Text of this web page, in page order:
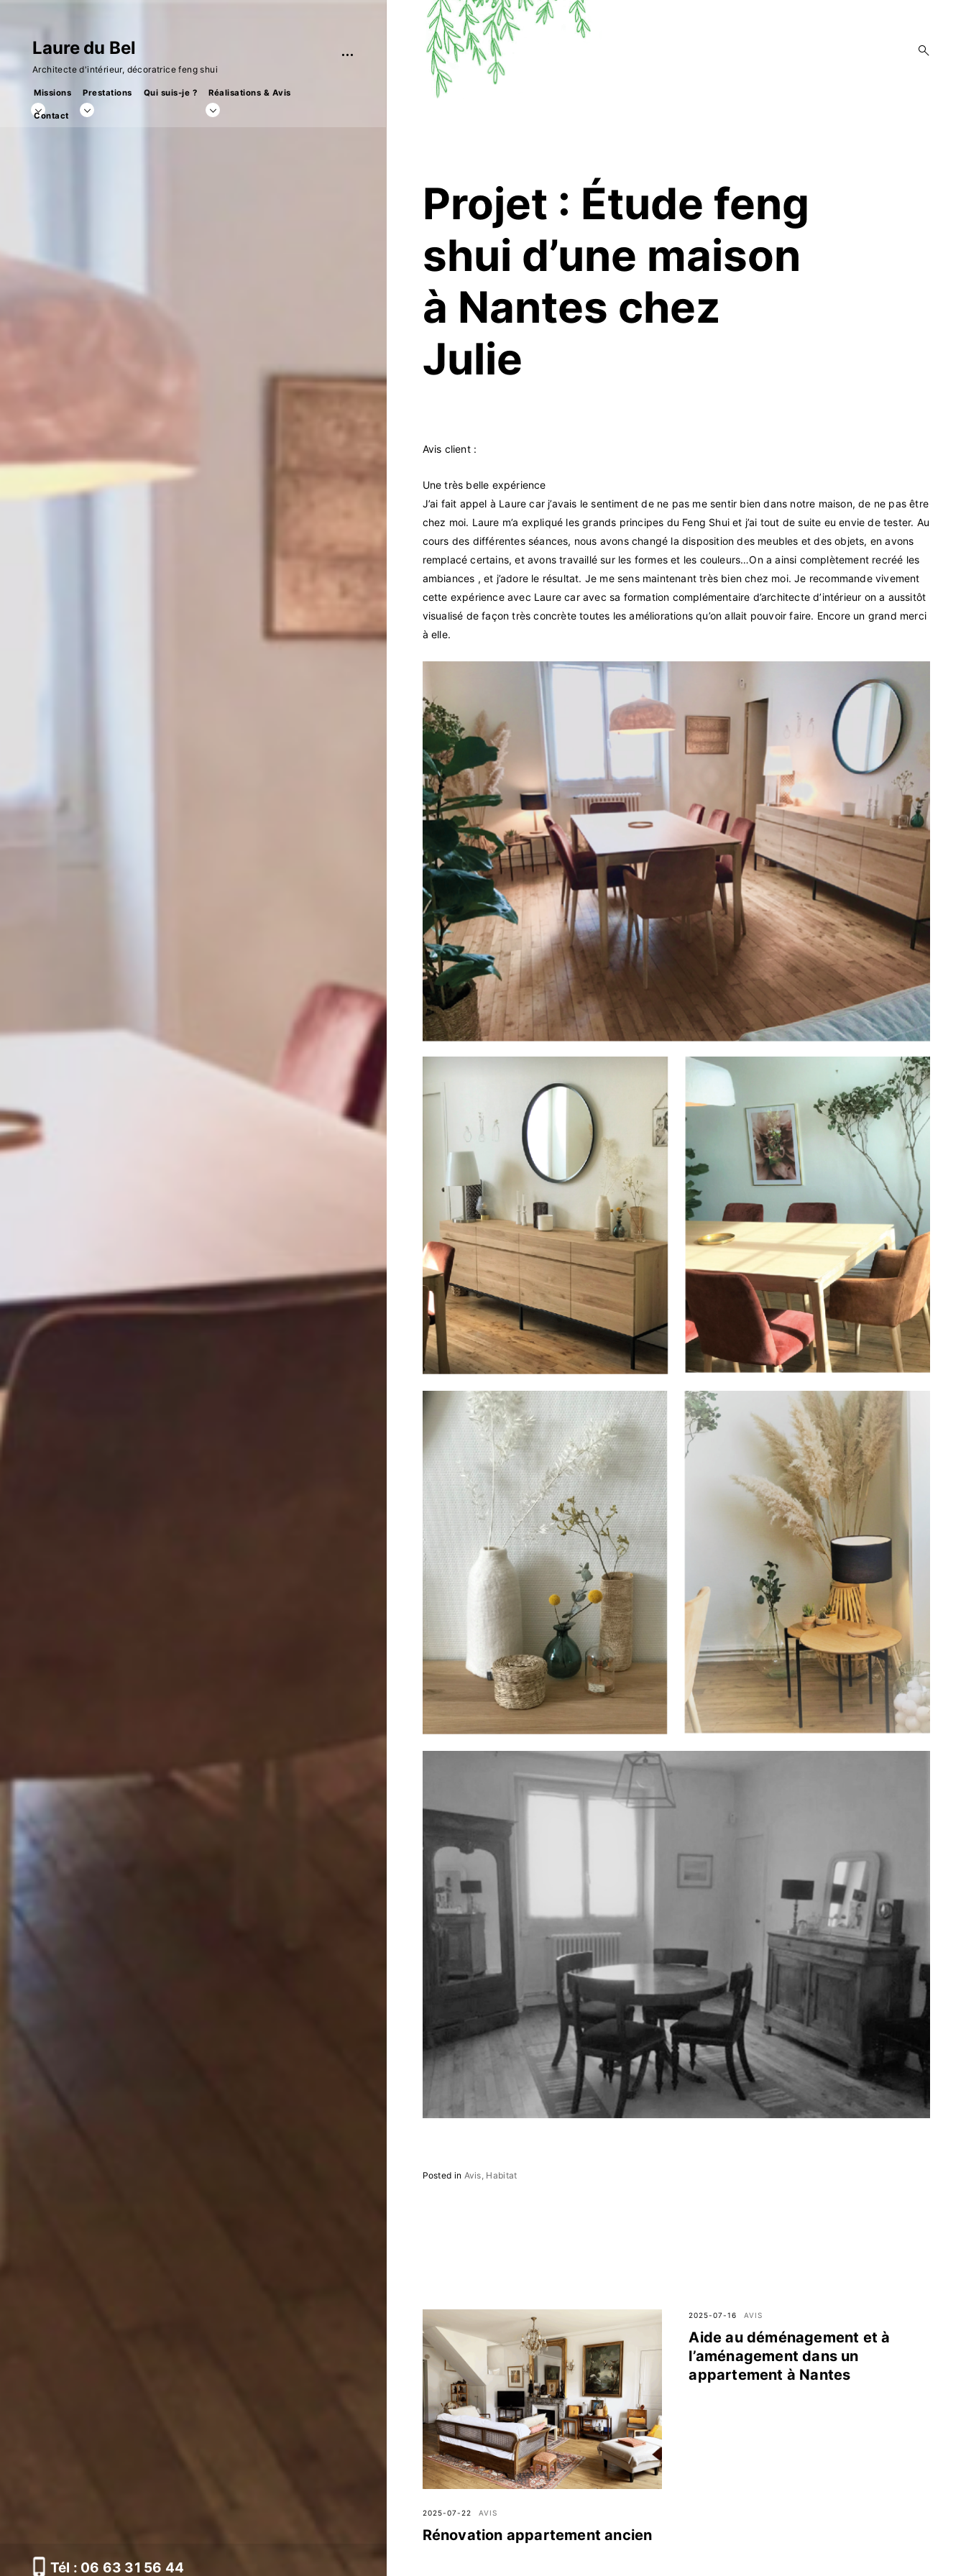
Laure du Bel
Architecte d'intérieur, décoratrice feng shui
Missions
toggle
child
Prestations
toggle
child
Qui suis-je ? Réalisations & Avis
toggle
child
Contact
open
Projet : Étude feng
shui d’une maison
à Nantes chez
Julie
Avis client :
Une très belle expérience
J’ai fait appel à Laure car j’avais le sentiment de ne pas me sentir bien dans notre maison, de ne pas être
chez moi. Laure m’a expliqué les grands principes du Feng Shui et j’ai tout de suite eu envie de tester. Au
cours des différentes séances, nous avons changé la disposition des meubles et des objets, en avons
remplacé certains, et avons travaillé sur les formes et les couleurs…On a ainsi complètement recréé les
ambiances , et j’adore le résultat. Je me sens maintenant très bien chez moi. Je recommande vivement
cette expérience avec Laure car avec sa formation complémentaire d’architecte d’intérieur on a aussitôt
visualisé de façon très concrète toutes les améliorations qu’on allait pouvoir faire. Encore un grand merci
à elle.
Posted in Avis Habitat
2025-07-22 AVIS
Rénovation appartement ancien
2025-07-16 AVIS
Aide au déménagement et à
l’aménagement dans un
appartement à Nantes
Tél : 06 63 31 56 44